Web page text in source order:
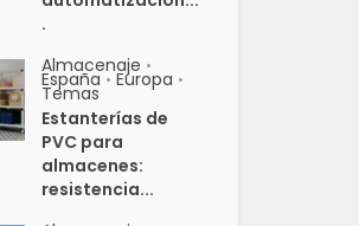
.
Almacenaje •
España • Europa •
Temas
Estanterías de
PVC para
almacenes:
resistencia...